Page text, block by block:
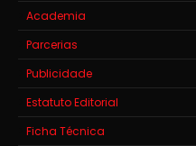
Academia
Parcerias
Publicidade
Estatuto Editorial
Ficha Técnica